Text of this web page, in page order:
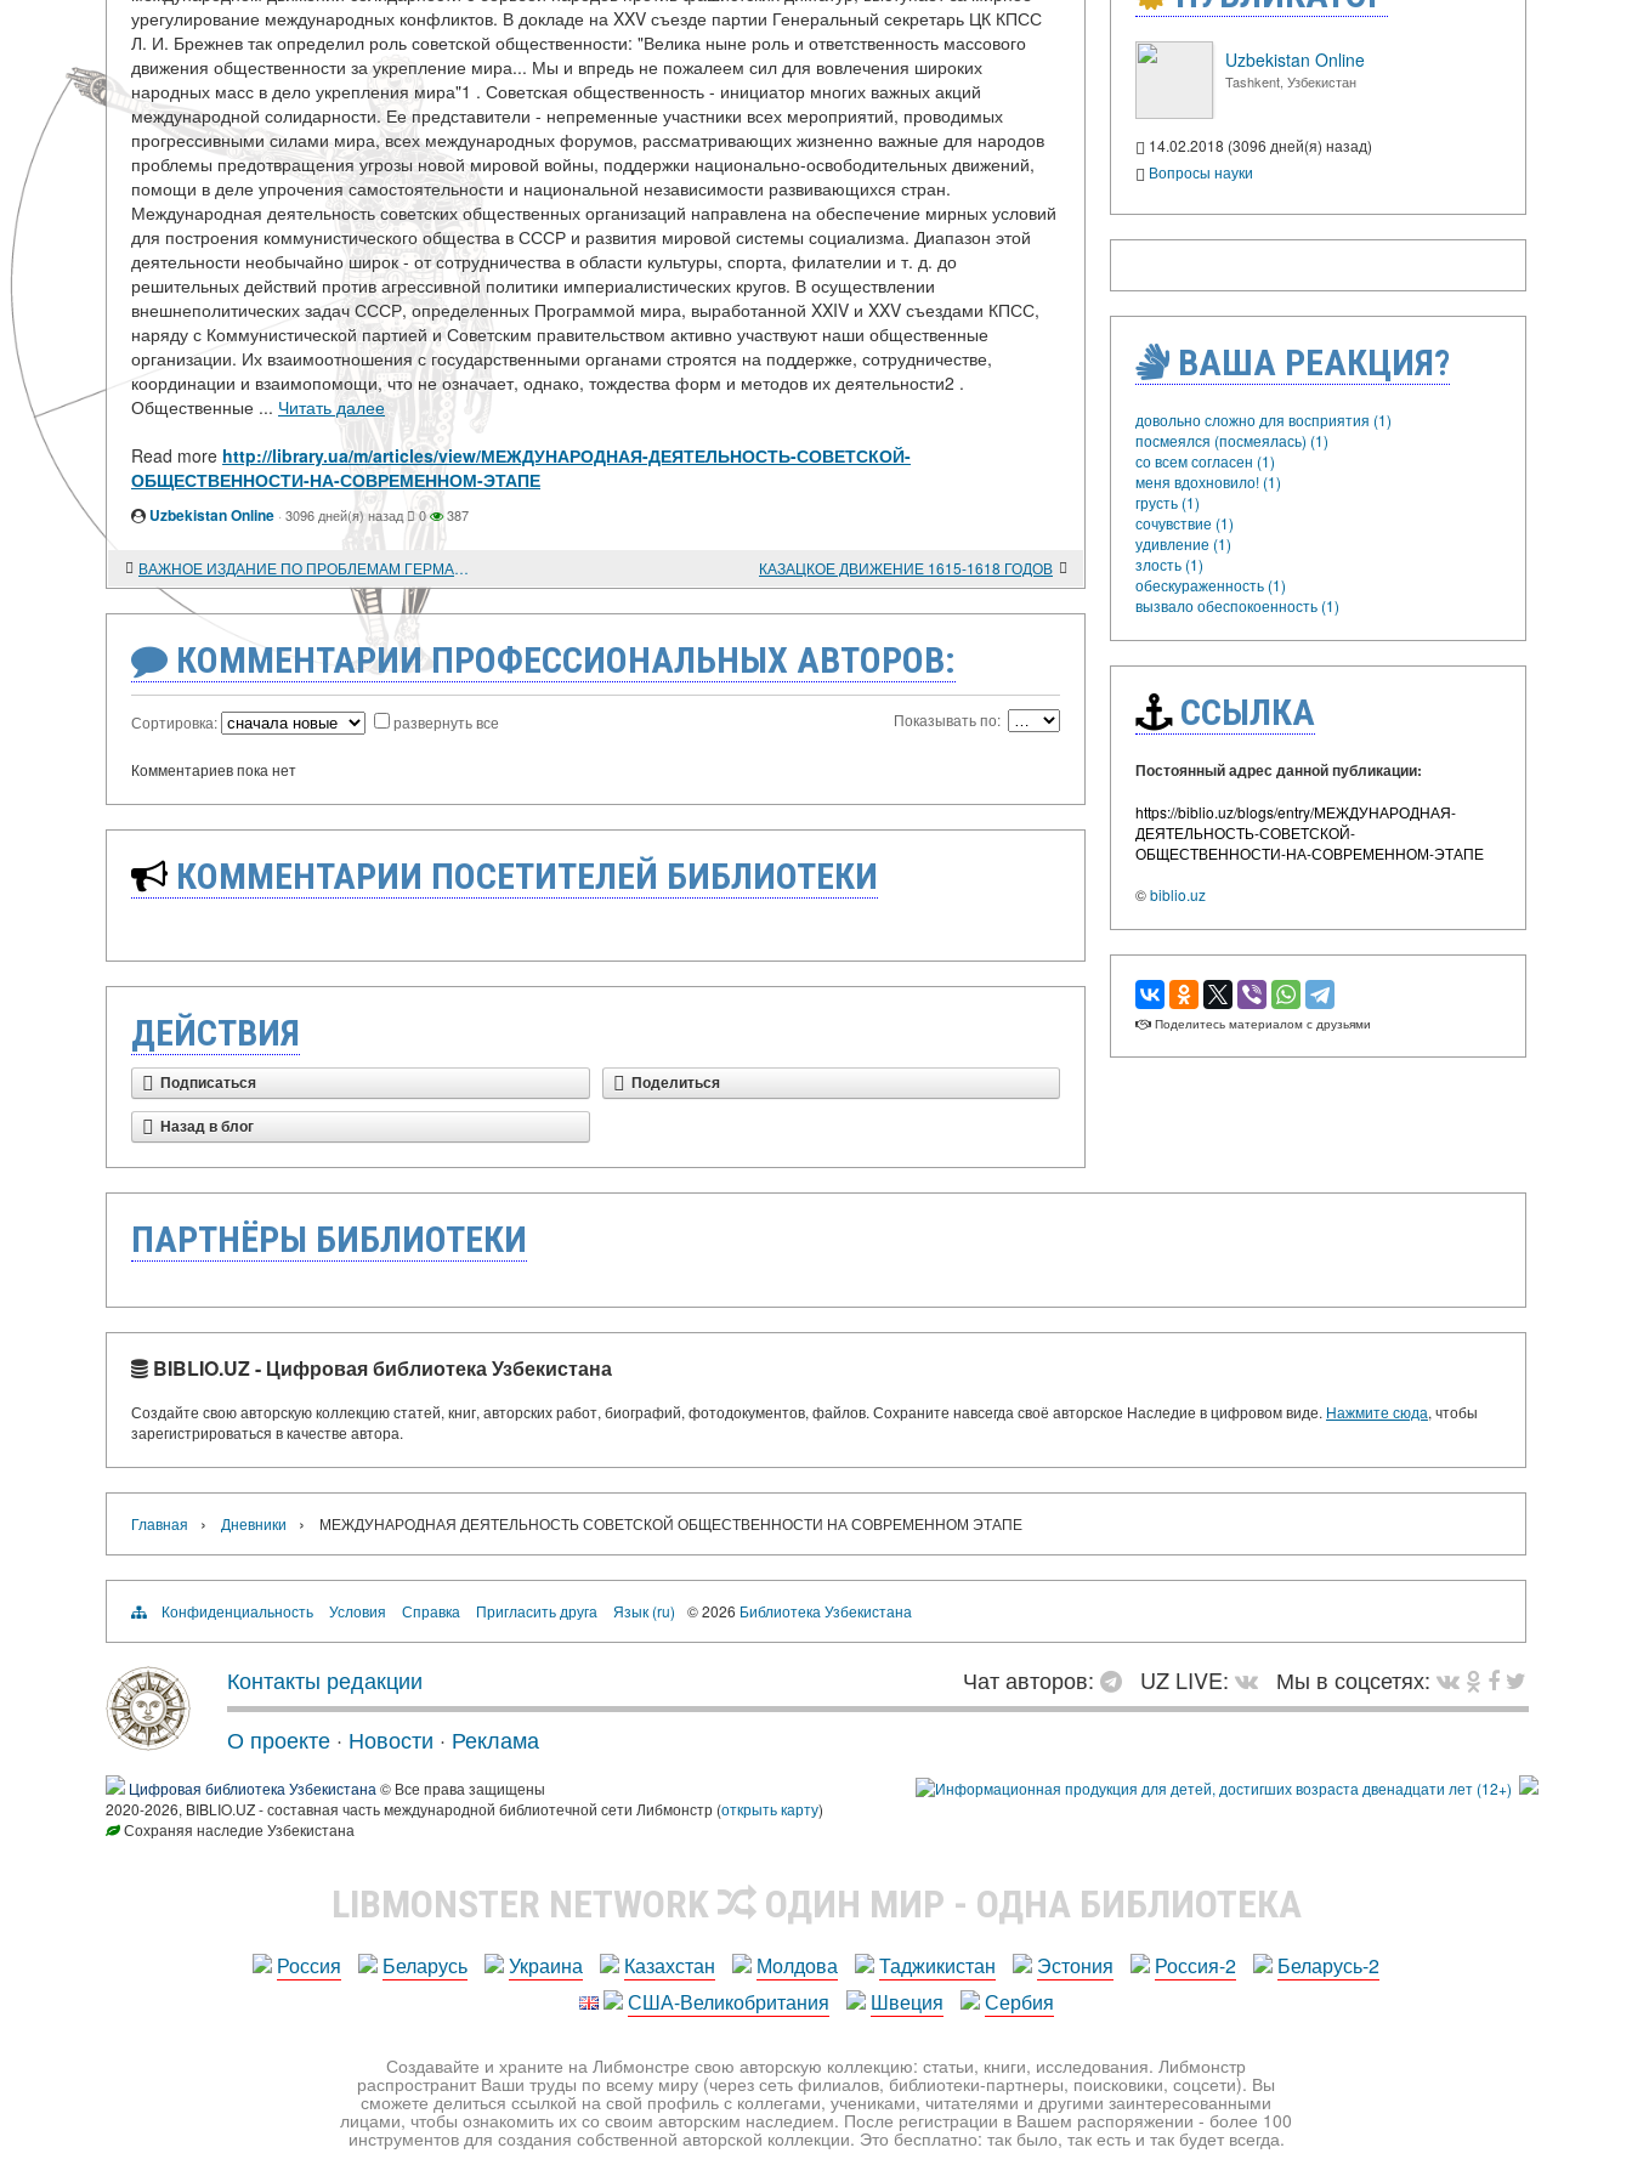
урегулирование международных конфликтов. В докладе на XXV съезде партии Генеральный секретарь ЦК КПСС
Л. И. Брежнев так определил роль советской общественности: "Велика ныне роль и ответственность массового
движения общественности за укрепление мира... Мы и впредь не пожалеем сил для вовлечения широких
народных масс в дело укрепления мира"1 . Советская общественность - инициатор многих важных акций
международной солидарности. Ее представители - непременные участники всех мероприятий, проводимых
прогрессивными силами мира, всех международных форумов, рассматривающих жизненно важные для народов
проблемы предотвращения угрозы новой мировой войны, поддержки национально-освободительных движений,
помощи в деле упрочения самостоятельности и национальной независимости развивающихся стран.
Международная деятельность советских общественных организаций направлена на обеспечение мирных условий
для построения коммунистического общества в СССР и развития мировой системы социализма. Диапазон этой
деятельности необычайно широк - от сотрудничества в области культуры, спорта, филателии и т. д. до
решительных действий против агрессивной политики империалистических кругов. В осуществлении
внешнеполитических задач СССР, определенных Программой мира, выработанной XXIV и XXV съездами КПСС,
наряду с Коммунистической партией и Советским правительством активно участвуют наши общественные
организации. Их взаимоотношения с государственными органами строятся на поддержке, сотрудничестве,
координации и взаимопомощи, что не означает, однако, тождества форм и методов их деятельности2 .
Общественные ... Читать далее
Read more http://library.ua/m/articles/view/МЕЖДУНАРОДНАЯ-ДЕЯТЕЛЬНОСТЬ-СОВЕТСКОЙ-
ОБЩЕСТВЕННОСТИ-НА-СОВРЕМЕННОМ-ЭТАПЕ
Uzbekistan Online · 3096 дней(я) назад 0 387
ВАЖНОЕ ИЗДАНИЕ ПО ПРОБЛЕМАМ ГЕРМАНСКОЙ ИСТОРИИ КАЗАЦКОЕ ДВИЖЕНИЕ 1615-1618 ГОДОВ
КОММЕНТАРИИ ПРОФЕССИОНАЛЬНЫХ АВТОРОВ:
Сортировка: развернуть все Показывать по:
Комментариев пока нет
КОММЕНТАРИИ ПОСЕТИТЕЛЕЙ БИБЛИОТЕКИ
ДЕЙСТВИЯ
Подписаться Поделиться
Назад в блог
Uzbekistan Online
Tashkent, Узбекистан
14.02.2018 (3096 дней(я) назад)
Вопросы науки
ВАША РЕАКЦИЯ?
довольно сложно для восприятия (1)
посмеялся (посмеялась) (1)
со всем согласен (1)
меня вдохновило! (1)
грусть (1)
сочувствие (1)
удивление (1)
злость (1)
обескураженность (1)
вызвало обеспокоенность (1)
ССЫЛКА
Постоянный адрес данной публикации:
https://biblio.uz/blogs/entry/МЕЖДУНАРОДНАЯ-
ДЕЯТЕЛЬНОСТЬ-СОВЕТСКОЙ-
ОБЩЕСТВЕННОСТИ-НА-СОВРЕМЕННОМ-ЭТАПЕ
©biblio.uz
Поделитесь материалом с друзьями
ПАРТНЁРЫ БИБЛИОТЕКИ
BIBLIO.UZ - Цифровая библиотека Узбекистана
Создайте свою авторскую коллекцию статей, книг, авторских работ, биографий, фотодокументов, файлов. Сохраните навсегда своё авторское Наследие в цифровом виде. Нажмите сюда, чтобы
зарегистрироваться в качестве автора.
Главная › Дневники › МЕЖДУНАРОДНАЯ ДЕЯТЕЛЬНОСТЬ СОВЕТСКОЙ ОБЩЕСТВЕННОСТИ НА СОВРЕМЕННОМ ЭТАПЕ
Конфиденциальность Условия Справка Пригласить друга Язык (ru) © 2026 Библиотека Узбекистана
Контакты редакции Чат авторов: UZ LIVE:
Мы в соцсетях:
О проекте · Новости · Реклама
Цифровая библиотека Узбекистана © Все права защищены
2020-2026, BIBLIO.UZ - составная часть международной библиотечной сети Либмонстр (открыть карту)
Сохраняя наследие Узбекистана
LIBMONSTER NETWORK ОДИН МИР - ОДНА БИБЛИОТЕКА
Россия Беларусь Украина Казахстан Молдова Таджикистан Эстония Россия-2
Беларусь-2
США-Великобритания
Швеция Сербия
Создавайте и храните на Либмонстре свою авторскую коллекцию: статьи, книги, исследования. Либмонстр
распространит Ваши труды по всему миру (через сеть филиалов, библиотеки-партнеры, поисковики, соцсети). Вы
сможете делиться ссылкой на свой профиль с коллегами, учениками, читателями и другими заинтересованными
лицами, чтобы ознакомить их со своим авторским наследием. После регистрации в Вашем распоряжении - более 100
инструментов для создания собственной авторской коллекции. Это бесплатно: так было, так есть и так будет всегда.